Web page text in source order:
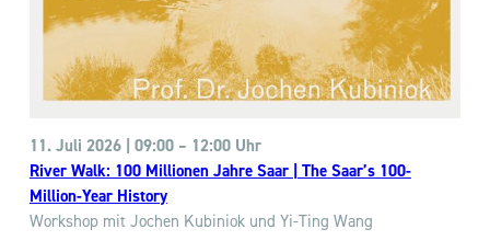
11. Juli 2026 | 09:00 – 12:00 Uhr
River Walk: 100 Millionen Jahre Saar | The Saar’s 100-
Million-Year History
Workshop mit Jochen Kubiniok und Yi-Ting Wang